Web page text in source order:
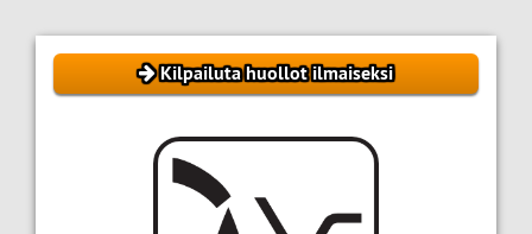
Kilpailuta huollot ilmaiseksi